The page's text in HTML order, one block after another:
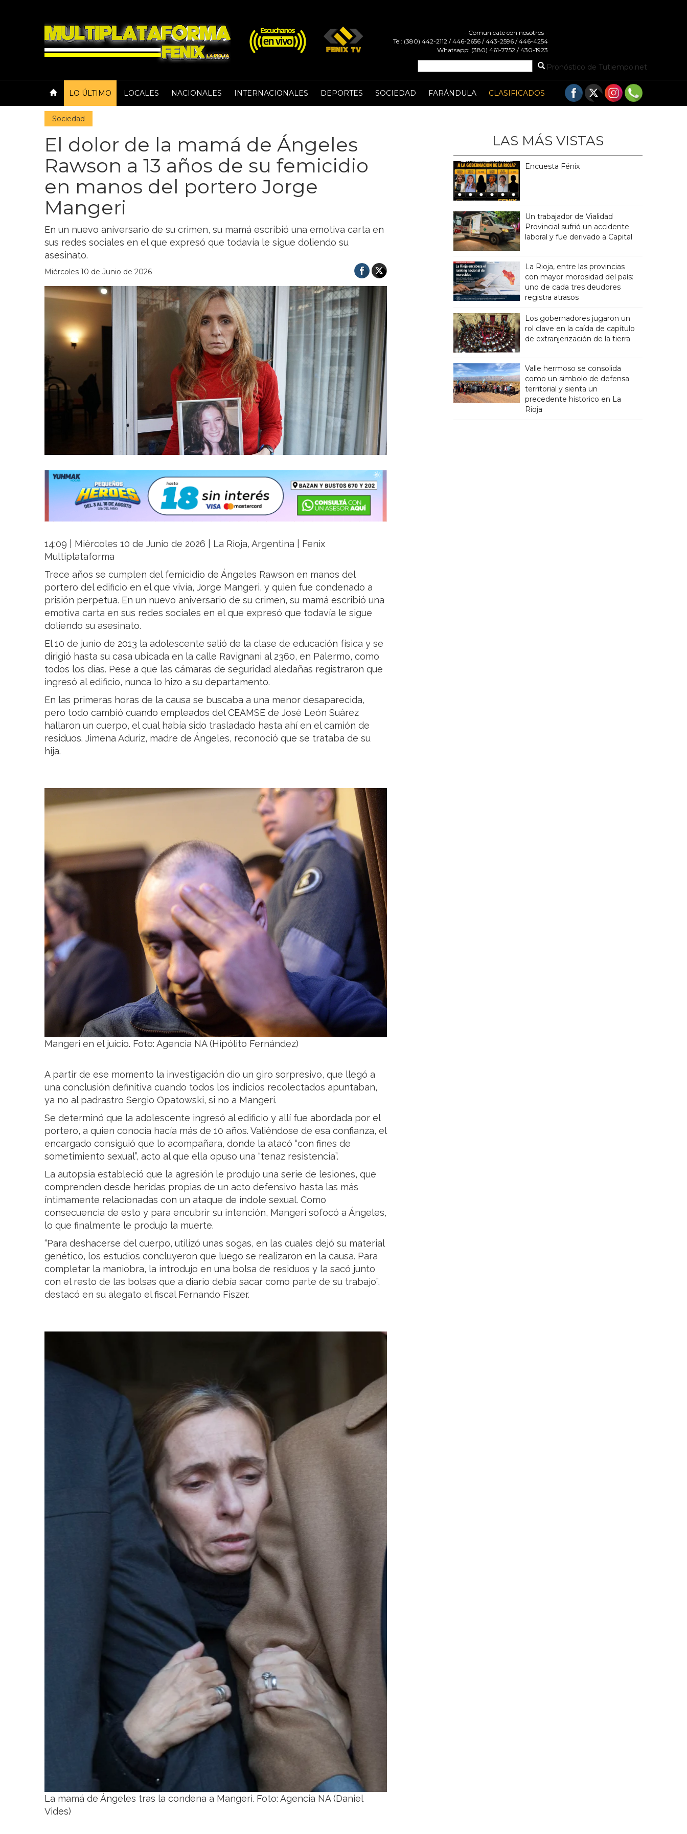
- Comunicate con nosotros -
Tel: (380) 442-2112 / 446-2656 / 443-2596 / 446-4254
Whatsapp: (380) 461-7752 / 430-1923
Pronóstico de Tutiempo.net
LO ÚLTIMO LOCALES NACIONALES INTERNACIONALES DEPORTES SOCIEDAD FARÁNDULA CLASIFICADOS
Sociedad
El dolor de la mamá de Ángeles
Rawson a 13 años de su femicidio
en manos del portero Jorge
Mangeri
En un nuevo aniversario de su crimen, su mamá escribió una emotiva carta en
sus redes sociales en el que expresó que todavía le sigue doliendo su
asesinato.
Miércoles 10 de Junio de 2026
14:09 | Miércoles 10 de Junio de 2026 | La Rioja, Argentina | Fenix
Multiplataforma
Trece años se cumplen del femicidio de Ángeles Rawson en manos del
portero del edificio en el que vivía, Jorge Mangeri, y quien fue condenado a
prisión perpetua. En un nuevo aniversario de su crimen, su mamá escribió una
emotiva carta en sus redes sociales en el que expresó que todavía le sigue
doliendo su asesinato.
El 10 de junio de 2013 la adolescente salió de la clase de educación física y se
dirigió hasta su casa ubicada en la calle Ravignani al 2360, en Palermo, como
todos los días. Pese a que las cámaras de seguridad aledañas registraron que
ingresó al edificio, nunca lo hizo a su departamento.
En las primeras horas de la causa se buscaba a una menor desaparecida,
pero todo cambió cuando empleados del CEAMSE de José León Suárez
hallaron un cuerpo, el cual había sido trasladado hasta ahí en el camión de
residuos. Jimena Aduriz, madre de Ángeles, reconoció que se trataba de su
hija.
Mangeri en el juicio. Foto: Agencia NA (Hipólito Fernández)
A partir de ese momento la investigación dio un giro sorpresivo, que llegó a
una conclusión definitiva cuando todos los indicios recolectados apuntaban,
ya no al padrastro Sergio Opatowski, si no a Mangeri.
Se determinó que la adolescente ingresó al edificio y allí fue abordada por el
portero, a quien conocía hacía más de 10 años. Valiéndose de esa confianza, el
encargado consiguió que lo acompañara, donde la atacó “con fines de
sometimiento sexual”, acto al que ella opuso una “tenaz resistencia”.
La autopsia estableció que la agresión le produjo una serie de lesiones, que
comprenden desde heridas propias de un acto defensivo hasta las más
íntimamente relacionadas con un ataque de índole sexual. Como
consecuencia de esto y para encubrir su intención, Mangeri sofocó a Ángeles,
lo que finalmente le produjo la muerte.
“Para deshacerse del cuerpo, utilizó unas sogas, en las cuales dejó su material
genético, los estudios concluyeron que luego se realizaron en la causa. Para
completar la maniobra, la introdujo en una bolsa de residuos y la sacó junto
con el resto de las bolsas que a diario debía sacar como parte de su trabajo”,
destacó en su alegato el fiscal Fernando Fiszer.
La mamá de Ángeles tras la condena a Mangeri. Foto: Agencia NA (Daniel
Vides)
LAS MÁS VISTAS
Encuesta Fénix
Un trabajador de Vialidad
Provincial sufrió un accidente
laboral y fue derivado a Capital
La Rioja, entre las provincias
con mayor morosidad del país:
uno de cada tres deudores
registra atrasos
Los gobernadores jugaron un
rol clave en la caída de capítulo
de extranjerización de la tierra
Valle hermoso se consolida
como un simbolo de defensa
territorial y sienta un
precedente historico en La
Rioja